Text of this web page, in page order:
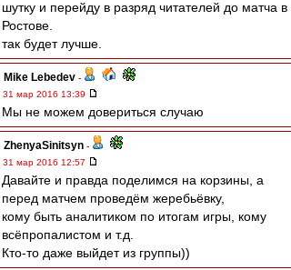
шутку и перейду в разряд читателей до матча в
Ростове.
так будет лучше.
Mike Lebedev -
31 мар 2016 13:39
Мы не можем довериться случаю
ZhenyaSinitsyn -
31 мар 2016 12:57
Давайте и правда поделимся на корзины, а
перед матчем проведём жеребьёвку,
кому быть аналитиком по итогам игры, кому
всёпропалистом и т.д.
Кто-то даже выйдет из группы))